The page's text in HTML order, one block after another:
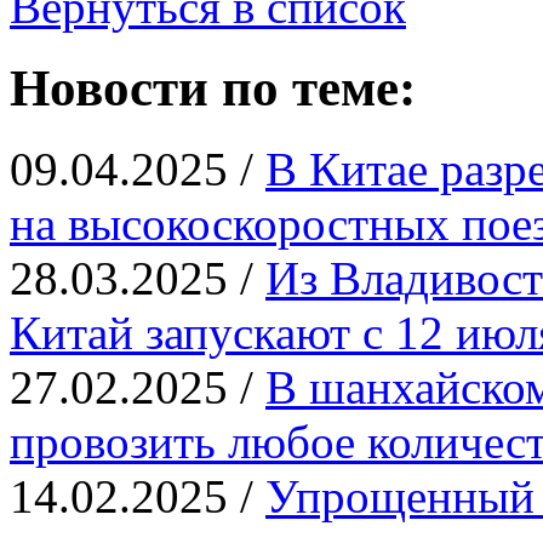
Новости по теме:
09.04.2025 / В Китае
на высокоскоростных
28.03.2025 / Из
Китай запускают с 12
27.02.2025 / В
провозить любое
14.02.2025 / Упрощенный